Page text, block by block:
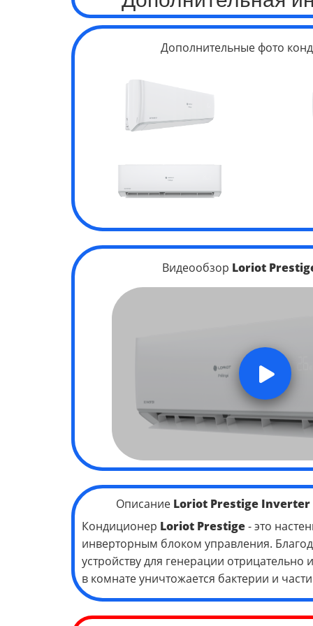
Дополнительные фото
Видеообзор Loriot
Описание Loriot Prestige Inverter
Кондиционер Loriot Prestige- это
инверторным блоком управления.
устройству для генерации отрицательно
в комнате уничтожается бактерии и